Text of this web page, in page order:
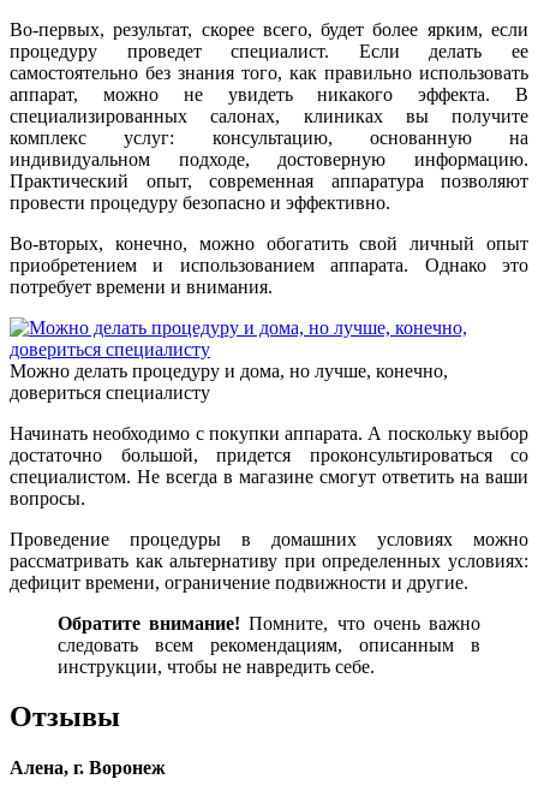
Во-первых, результат, скорее всего, будет более ярким, если
процедуру проведет специалист. Если делать ее
самостоятельно без знания того, как правильно использовать
аппарат, можно не увидеть никакого эффекта. В
специализированных салонах, клиниках вы получите
комплекс услуг: консультацию, основанную на
индивидуальном подходе, достоверную информацию.
Практический опыт, современная аппаратура позволяют
провести процедуру безопасно и эффективно.
Во-вторых, конечно, можно обогатить свой личный опыт
приобретением и использованием аппарата. Однако это
потребует времени и внимания.
Можно делать процедуру и дома, но лучше, конечно,
довериться специалисту
Начинать необходимо с покупки аппарата. А поскольку выбор
достаточно большой, придется проконсультироваться со
специалистом. Не всегда в магазине смогут ответить на ваши
вопросы.
Проведение процедуры в домашних условиях можно
рассматривать как альтернативу при определенных условиях:
дефицит времени, ограничение подвижности и другие.
Обратите внимание! Помните, что очень важно
следовать всем рекомендациям, описанным в
инструкции, чтобы не навредить себе.
Отзывы
Алена, г. Воронеж